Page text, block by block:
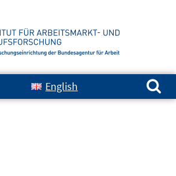
English
Suchen nach: